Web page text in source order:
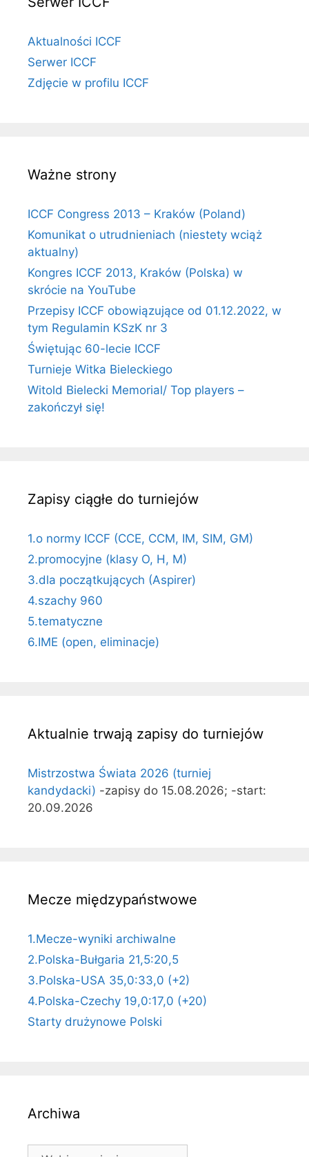
Aktualności ICCF
Serwer ICCF
Zdjęcie w profilu ICCF
Ważne strony
ICCF Congress 2013 – Kraków (Poland)
Komunikat o utrudnieniach (niestety wciąż
aktualny)
Kongres ICCF 2013, Kraków (Polska) w
skrócie na YouTube
Przepisy ICCF obowiązujące od 01.12.2022, w
tym Regulamin KSzK nr 3
Świętując 60-lecie ICCF
Turnieje Witka Bieleckiego
Witold Bielecki Memorial/ Top players –
zakończył się!
Zapisy ciągłe do turniejów
1.o normy ICCF (CCE, CCM, IM, SIM, GM)
2.promocyjne (klasy O, H, M)
3.dla początkujących (Aspirer)
4.szachy 960
5.tematyczne
6.IME (open, eliminacje)
Aktualnie trwają zapisy do turniejów
Mistrzostwa Świata 2026 (turniej
kandydacki) -zapisy do 15.08.2026; -start:
20.09.2026
Mecze międzypaństwowe
1.Mecze-wyniki archiwalne
2.Polska-Bułgaria 21,5:20,5
3.Polska-USA 35,0:33,0 (+2)
4.Polska-Czechy 19,0:17,0 (+20)
Starty drużynowe Polski
Archiwa
Archiwa